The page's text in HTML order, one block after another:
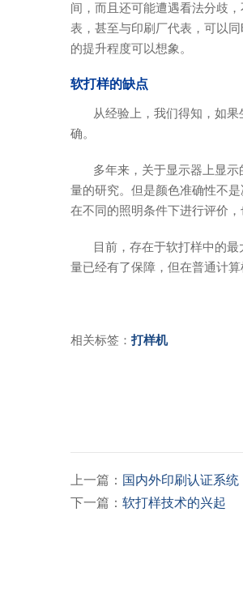
间，而且还可能遭遇看法分歧
表，甚至与印刷厂代表，可以
的提升程度可以想象。
软打样的缺点
从经验上，我们得知，如果
确。
多年来，关于显示器上显示
量的研究。但是颜色准确性不
在不同的照明条件下进行评价
目前，存在于软打样中的最
量已经有了保障，但在普通计
相关标签： 打样机
上一篇： 国内外印刷认证系统
下一篇： 软打样技术的兴起